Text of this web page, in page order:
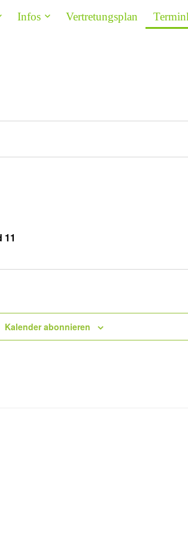
Infos Vertretungsplan
11
Kalender abonnieren